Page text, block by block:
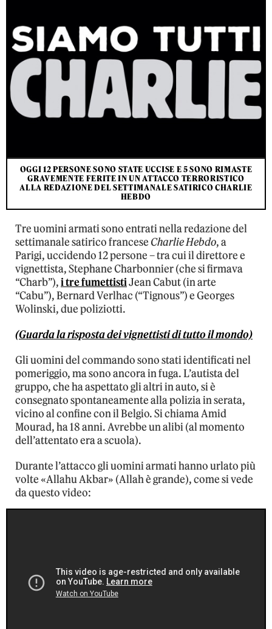
OGGI 12 PERSONE SONO STATE UCCISE E 5 SONO RIMASTE
GRAVEMENTE FERITE IN UN ATTACCO TERRORISTICO
ALLA REDAZIONE DEL SETTIMANALE SATIRICO CHARLIE
HEBDO
Tre uomini armati sono entrati nella redazione del
settimanale satirico francese Charlie Hebdo, a
Parigi, uccidendo 12 persone – tra cui il direttore e
vignettista, Stephane Charbonnier (che si firmava
“Charb”),i tre fumettistiJean Cabut (in arte
“Cabu”), Bernard Verlhac (“Tignous”) e Georges
Wolinski, due poliziotti.
(Guarda la risposta dei vignettisti di tutto il mondo)
Gli uomini del commando sono stati identificati nel
pomeriggio, ma sono ancora in fuga. L’autista del
gruppo, che ha aspettato gli altri in auto, si è
consegnato spontaneamente alla polizia in serata,
vicino al confine con il Belgio. Si chiama Amid
Mourad, ha 18 anni. Avrebbe un alibi (al momento
dell’attentato era a scuola).
Durante l’attacco gli uomini armati hanno urlato più
volte «Allahu Akbar» (Allah è grande), come si vede
da questo video: